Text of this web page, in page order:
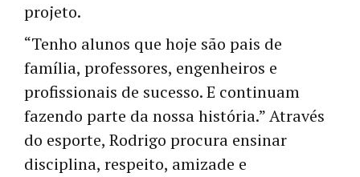
projeto.
“Tenho alunos que hoje são pais de
família, professores, engenheiros e
profissionais de sucesso. E continuam
fazendo parte da nossa história.” Através
do esporte, Rodrigo procura ensinar
disciplina, respeito, amizade e